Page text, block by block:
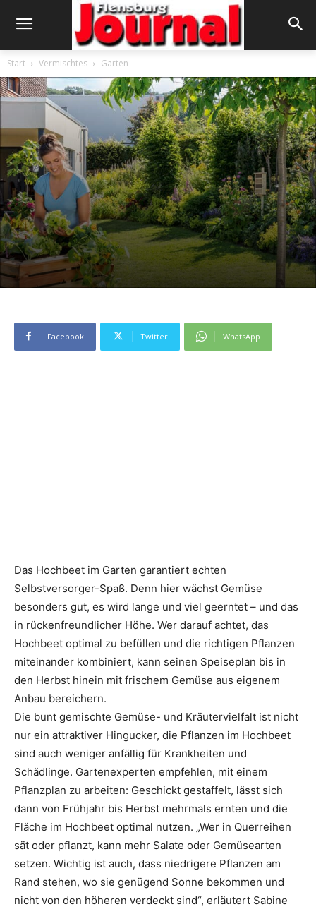
Start Vermischtes Garten
Facebook Twitter WhatsApp
Das Hochbeet im Garten garantiert echten
Selbstversorger-Spaß. Denn hier wächst Gemüse
besonders gut, es wird lange und viel geerntet – und das
in rückenfreundlicher Höhe. Wer darauf achtet, das
Hochbeet optimal zu befüllen und die richtigen Pflanzen
miteinander kombiniert, kann seinen Speiseplan bis in
den Herbst hinein mit frischem Gemüse aus eigenem
Anbau bereichern.
Die bunt gemischte Gemüse- und Kräutervielfalt ist nicht
nur ein attraktiver Hingucker, die Pflanzen im Hochbeet
sind auch weniger anfällig für Krankheiten und
Schädlinge. Gartenexperten empfehlen, mit einem
Pflanzplan zu arbeiten: Geschickt gestaffelt, lässt sich
dann von Frühjahr bis Herbst mehrmals ernten und die
Fläche im Hochbeet optimal nutzen. „Wer in Querreihen
sät oder pflanzt, kann mehr Salate oder Gemüsearten
setzen. Wichtig ist auch, dass niedrigere Pflanzen am
Rand stehen, wo sie genügend Sonne bekommen und
nicht von den höheren verdeckt sind“, erläutert Sabine